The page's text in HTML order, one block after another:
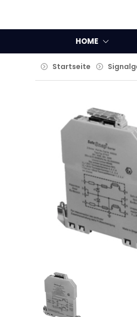
HOME
Startseite